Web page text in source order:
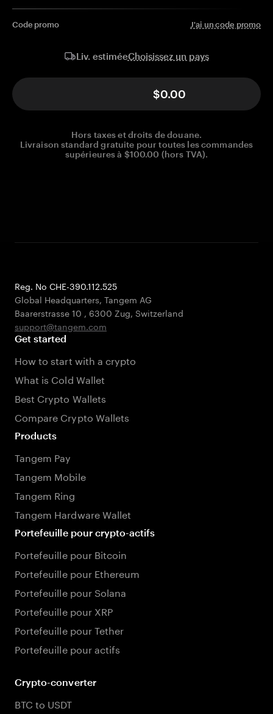
Code promo J'ai un code promo
Liv. estiméeChoisissez un pays
$0.00
Hors taxes et droits de douane.
Livraison standard gratuite pour toutes les commandes
supérieures à $100.00 (hors TVA).
Reg. No CHE-390.112.525
Global Headquarters, Tangem AG
Baarerstrasse 10 , 6300 Zug, Switzerland
support@tangem.com
Get started
How to start with a crypto
What is Cold Wallet
Best Crypto Wallets
Compare Crypto Wallets
Products
Tangem Pay
Tangem Mobile
Tangem Ring
Tangem Hardware Wallet
Portefeuille pour crypto-actifs
Portefeuille pour Bitcoin
Portefeuille pour Ethereum
Portefeuille pour Solana
Portefeuille pour XRP
Portefeuille pour Tether
Portefeuille pour actifs
Crypto-converter
BTC to USDT